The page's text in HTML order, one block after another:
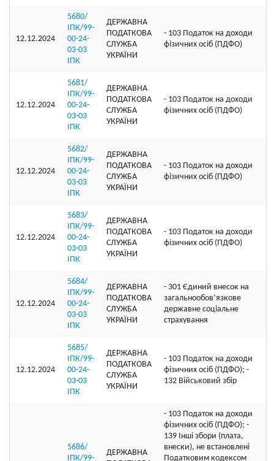
12.12.2024
5680/
ІПК/99-
00-24-
03-03
ІПК
ДЕРЖАВНА
ПОДАТКОВА
СЛУЖБА
УКРАЇНИ
- 103 Податок на доходи
фізичних осіб (ПДФО)
12.12.2024
5681/
ІПК/99-
00-24-
03-03
ІПК
ДЕРЖАВНА
ПОДАТКОВА
СЛУЖБА
УКРАЇНИ
- 103 Податок на доходи
фізичних осіб (ПДФО)
12.12.2024
5682/
ІПК/99-
00-24-
03-03
ІПК
ДЕРЖАВНА
ПОДАТКОВА
СЛУЖБА
УКРАЇНИ
- 103 Податок на доходи
фізичних осіб (ПДФО)
12.12.2024
5683/
ІПК/99-
00-24-
03-03
ІПК
ДЕРЖАВНА
ПОДАТКОВА
СЛУЖБА
УКРАЇНИ
- 103 Податок на доходи
фізичних осіб (ПДФО)
12.12.2024
5684/
ІПК/99-
00-24-
03-03
ІПК
ДЕРЖАВНА
ПОДАТКОВА
СЛУЖБА
УКРАЇНИ
- 301 Єдиний внесок на
загальнообов’язкове
державне соціальне
страхування
12.12.2024
5685/
ІПК/99-
00-24-
03-03
ІПК
ДЕРЖАВНА
ПОДАТКОВА
СЛУЖБА
УКРАЇНИ
- 103 Податок на доходи
фізичних осіб (ПДФО); -
132 Військовий збір
5686/
ІПК/99-
ДЕРЖАВНА
- 103 Податок на доходи
фізичних осіб (ПДФО); -
139 Інші збори (плата,
внески), не встановлені
Податковим кодексом